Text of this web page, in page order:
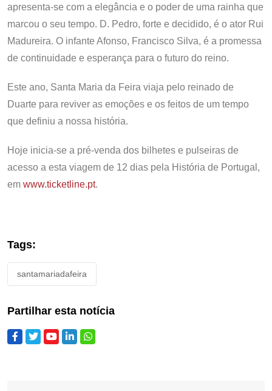
apresenta-se com a elegância e o poder de uma rainha que
marcou o seu tempo. D. Pedro, forte e decidido, é o ator Rui
Madureira. O infante Afonso, Francisco Silva, é a promessa
de continuidade e esperança para o futuro do reino.
Este ano, Santa Maria da Feira viaja pelo reinado de
Duarte para reviver as emoções e os feitos de um tempo
que definiu a nossa história.
Hoje inicia-se a pré-venda dos bilhetes e pulseiras de
acesso a esta viagem de 12 dias pela História de Portugal,
em www.ticketline.pt.
Tags:
santamariadafeira
Partilhar esta notícia